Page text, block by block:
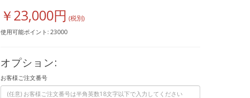
￥23,000円
使用可能ポイント: 23000
オプション:
お客様ご注文番号